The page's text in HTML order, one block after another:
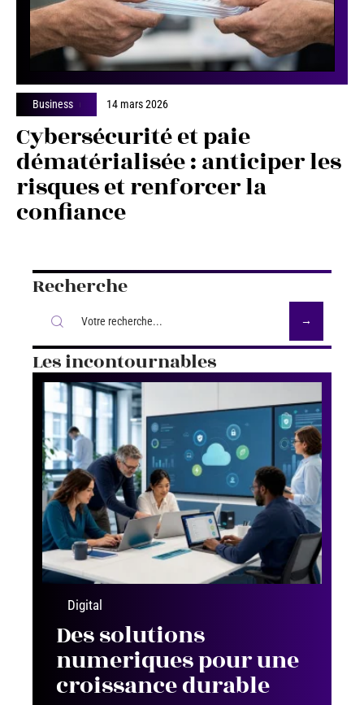
Business 14 mars 2026
Cybersécurité et paie
dématérialisée : anticiper les
risques et renforcer la
confiance
Recherche
Les incontournables
Digital
Des solutions
numeriques pour une
croissance durable